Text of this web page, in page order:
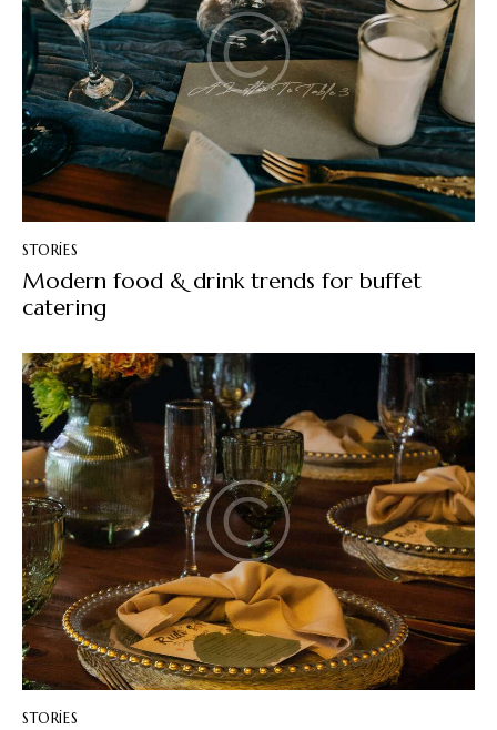
STORIES
Modern food & drink trends for buffet
catering
STORIES